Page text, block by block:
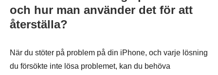
och hur man använder det för att
återställa?
När du stöter på problem på din iPhone, och varje lösning
du försökte inte lösa problemet, kan du behöva